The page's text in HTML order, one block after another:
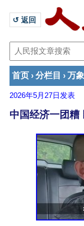
↺ 返回
首页 › 分栏目 › 万象
2026年5月27日 发表
中国经济一团糟